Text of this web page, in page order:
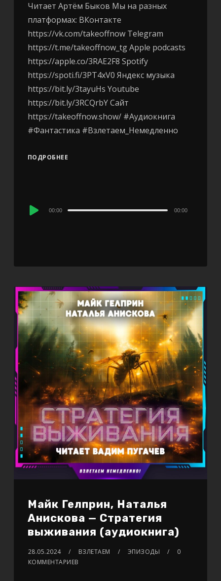
Читает Артём Быков Мы на разных
платформах: ВКонтакте
https://vk.com/takeoffnow Telegram
https://t.me/takeoffnow_tg Apple podcasts
https://apple.co/3RAE2F8 Spotify
https://spoti.fi/3PT4xV0 Яндекс музыка
https://bit.ly/3tayuHs Youtube
https://bit.ly/3RCQrbY Сайт
https://takeoffnow.show/ #Аудиокнига
#Фантастика #Взлетаем_Немедленно
ПОДРОБНЕЕ
Audio
00:00 00:00
Майк Гелприн, Наталья
Анискова — Стратегия
выживания (аудиокнига)
28.05.2024 ВЗЛЕТАЕМ ЭПИЗОДЫ
0
КОММЕНТАРИЕВ